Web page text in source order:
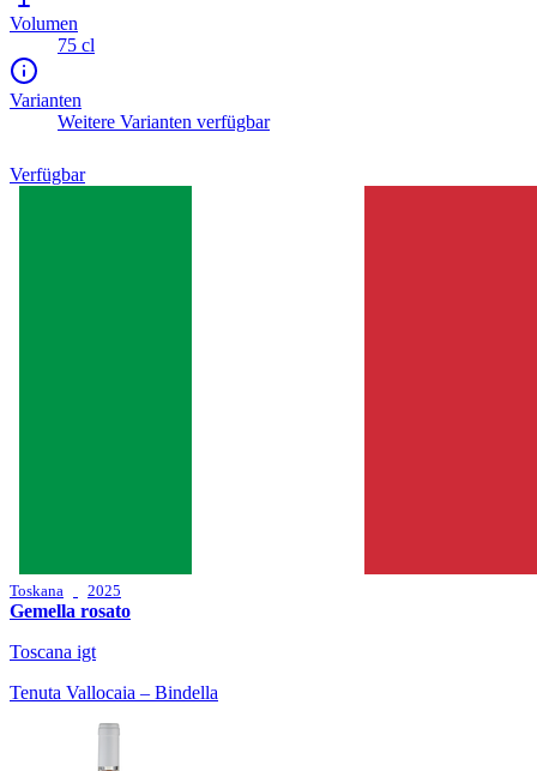
Volumen
75 cl
Varianten
Weitere Varianten verfügbar
Verfügbar
Toskana 2025
Gemella rosato
Toscana igt
Tenuta Vallocaia – Bindella